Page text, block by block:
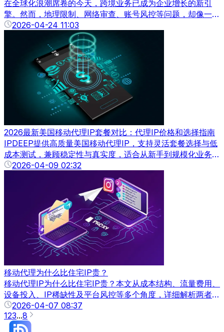
在全球化浪潮席卷的今天，跨境业务已成为企业增长的新引
擎。然而，地理限制、网络审查、账号风控等问题，却像一道
道无形的墙，阻碍着企业触达全球市场的步伐。香港移动代理
IP，凭借其独特的地理位置、优质的网络基础设施和灵活的IP
资源，正成为跨境企业突破壁垒、实现高效运营的“黄金钥
2026-04-24 11:03
2026最新美国移动代理IP套餐对比：代理IP价格和选择指南
IPDEEP提供高质量美国移动代理IP，支持灵活套餐选择与低
成本测试，兼顾稳定性与真实度，适合从新手到规模化业务逐
步放量使用。
2026-04-09 02:32
移动代理为什么比住宅IP贵？
移动代理IP为什么比住宅IP贵？本文从成本结构、流量费用、
设备投入、IP稀缺性及平台风控等多个角度，详细解析两者价
格差异，并帮助你判断在不同业务场景下该如何选择更合适的
代理IP类型。
2026-04-07 08:37
123...8